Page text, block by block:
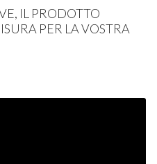
, IL PRODOTTO
PER LAVOSTRA